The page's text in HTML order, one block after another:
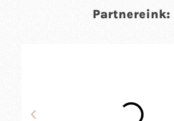
Partnereink: